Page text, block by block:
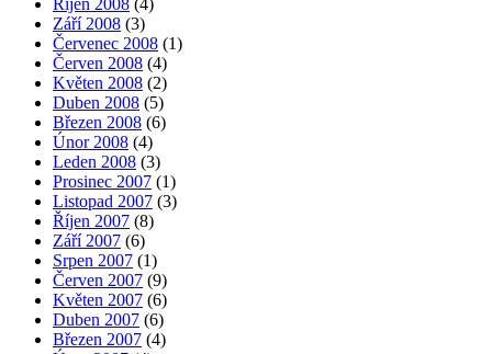
Září 2008 (3)
Červenec 2008 (1)
Červen 2008 (4)
Květen 2008 (2)
Duben 2008 (5)
Březen 2008 (6)
Únor 2008 (4)
Leden 2008 (3)
Prosinec 2007 (1)
Listopad 2007 (3)
Říjen 2007 (8)
Září 2007 (6)
Srpen 2007 (1)
Červen 2007 (9)
Květen 2007 (6)
Duben 2007 (6)
Březen 2007 (4)